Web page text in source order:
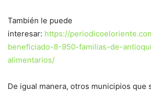
También le puede
interesar: https://
beneficiado-8-950-familias-de-
alimentarios/
De igual manera, otros municipios que